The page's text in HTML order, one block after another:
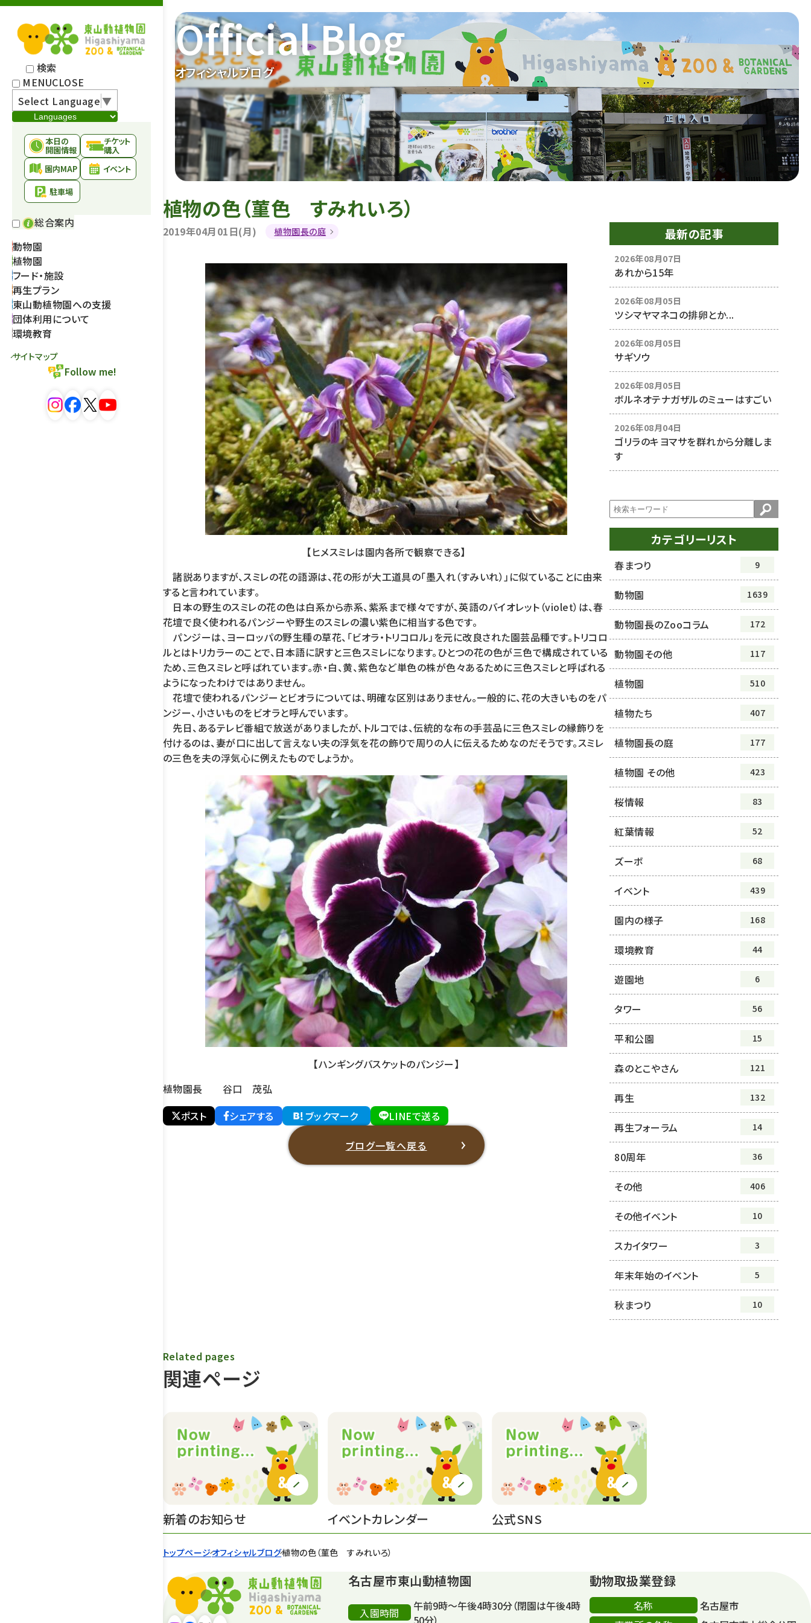
検索
MENUCLOSE
Select Language▼
本日の
開園情報
チケット
購入
園内MAP
イベント
駐車場
総合案内
動物園
植物園
フード・施設
再生プラン
東山動植物園への支援
団体利用について
環境教育
サイトマップ
Follow me!
オフィシャルブログ
Official Blog
トップページオフィシャルブログ植物の色（菫色 すみれいろ）
植物の色（菫色 すみれいろ）
2019年04月01日(月) 植物園長の庭
【ヒメスミレは園内各所で観察できる】
諸説ありますが、スミレの花の語源は、花の形が大工道具の「墨入れ（すみいれ）」に似ていることに由来
すると言われています。
日本の野生のスミレの花の色は白系から赤系、紫系まで様々ですが、英語のバイオレット（violet）は、春
花壇で良く使われるパンジーや野生のスミレの濃い紫色に相当する色です。
パンジーは、ヨーロッパの野生種の草花、「ビオラ・トリコロル」を元に改良された園芸品種です。トリコロ
ルとはトリカラーのことで、日本語に訳すと三色スミレになります。ひとつの花の色が三色で構成されている
ため、三色スミレと呼ばれています。赤・白、黄、紫色など単色の株が色々あるために三色スミレと呼ばれる
ようになったわけではありません。
花壇で使われるパンジーとビオラについては、明確な区別はありません。一般的に、花の大きいものをパ
ンジー、小さいものをビオラと呼んでいます。
先日、あるテレビ番組で放送がありましたが、トルコでは、伝統的な布の手芸品に三色スミレの縁飾りを
付けるのは、妻が口に出して言えない夫の浮気を花の飾りで周りの人に伝えるためなのだそうです。スミレ
の三色を夫の浮気心に例えたものでしょうか。
【ハンギングバスケットのパンジー】
植物園長 谷口 茂弘
ポスト
シェアする ブックマーク LINEで送る
ブログ一覧へ戻る
最新の記事
2026年08月07日
あれから15年
2026年08月05日
ツシマヤマネコの排卵とか...
2026年08月05日
サギソウ
2026年08月05日
ボルネオテナガザルのミューはすごい
2026年08月04日
ゴリラのキヨマサを群れから分離しま
す
カテゴリーリスト
春まつり 9
動物園 1639
動物園長のZooコラム 172
動物園その他 117
植物園 510
植物たち 407
植物園長の庭 177
植物園 その他 423
桜情報 83
紅葉情報 52
ズーボ 68
イベント 439
園内の様子 168
環境教育 44
遊園地 6
タワー 56
平和公園 15
森のとこやさん 121
再生 132
再生フォーラム 14
80周年 36
その他 406
その他イベント 10
スカイタワー 3
年末年始のイベント 5
秋まつり 10
関連ページ
Related pages
新着のお知らせ イベントカレンダー 公式SNS
名古屋市東山動植物園
入園時間
午前9時～午後4時30分（閉園は午後4時
50分）
動物取扱業登録
名称
名古屋市